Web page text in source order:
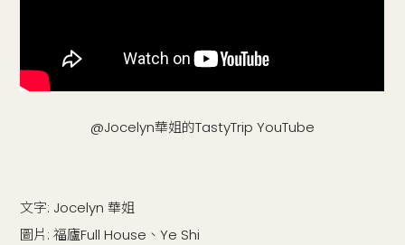
@Jocelyn華姐的TastyTrip YouTube
文字: Jocelyn 華姐
圖片: 福廬Full House、Ye Shi